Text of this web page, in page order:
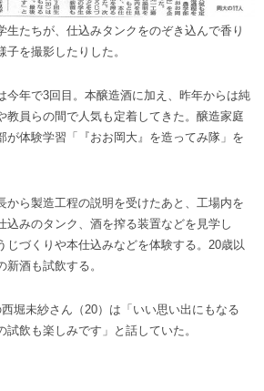
生たちが、仕込みタンクをのぞき込んで香り
を撮影したりした。
年で3回目。本醸造酒に加え、昨年からは純
教員らの間で人気も定着してきた。醸造家庭
が体験学習「『おお岡大』を造ってみ隊」を
ら製造工程の説明を受けたあと、工場内を
込みのタンク、酒を搾る装置などを見学し
じづくりや本仕込みなどを体験する。20歳以
新酒も試飲する。
堀未紗さん（20）は「いい思い出にもなる
試飲も楽しみです」と話していた。